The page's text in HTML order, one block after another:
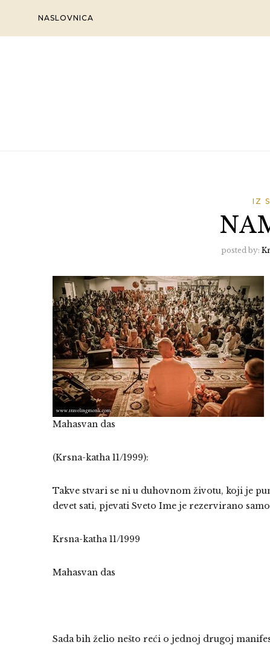
content
NASLOVNICA
IZ
posted by:
Mahasvan das
(Krsna-katha 11/1999):
Takve stvari se ni u duhovnom životu, koji je
devet sati, pjevati Sveto Ime je rezervirano
Krsna-katha 11/1999
Mahasvan das
Sada bih želio nešto reći o jednoj drugoj